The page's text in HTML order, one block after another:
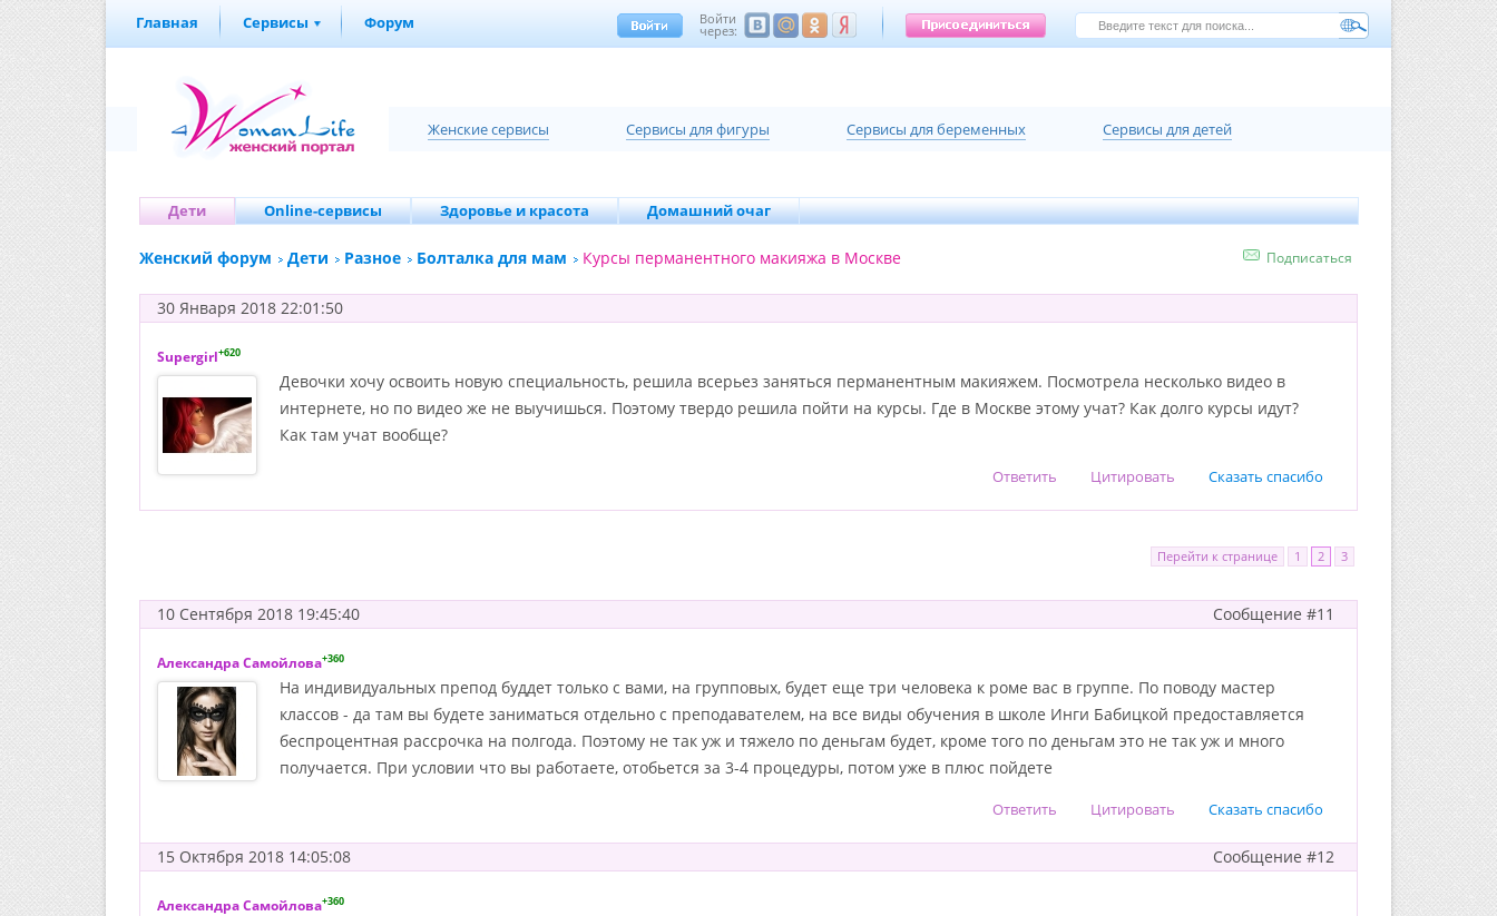
Главная Сервисы Форум Войти
через:
Женские сервисы Cервисы для фигуры Cервисы для беременных Сервисы для детей
Дети Online-сервисы Здоровье и красота Домашний очаг
Подписаться
Женский форум Дети Разное Болталка для мам Курсы перманентного макияжа в Москве
30 Января 2018 22:01:50
Supergirl+620
Девочки хочу освоить новую специальность, решила всерьез заняться перманентным макияжем. Посмотрела несколько видео в
интернете, но по видео же не выучишься. Поэтому твердо решила пойти на курсы. Где в Москве этому учат? Как долго курсы идут?
Как там учат вообще?
Сказать спасибо
Цитировать
Ответить
Перейти к странице 1 2 3
Сообщение #11
10 Сентября 2018 19:45:40
Александра Самойлова+360
На индивидуальных препод буддет только с вами, на групповых, будет еще три человека к роме вас в группе. По поводу мастер
классов - да там вы будете заниматься отдельно с преподавателем, на все виды обучения в школе Инги Бабицкой предоставляется
беспроцентная рассрочка на полгода. Поэтому не так уж и тяжело по деньгам будет, кроме того по деньгам это не так уж и много
получается. При условии что вы работаете, отобьется за 3-4 процедуры, потом уже в плюс пойдете
Сказать спасибо
Цитировать
Ответить
Сообщение #12
15 Октября 2018 14:05:08
Александра Самойлова+360